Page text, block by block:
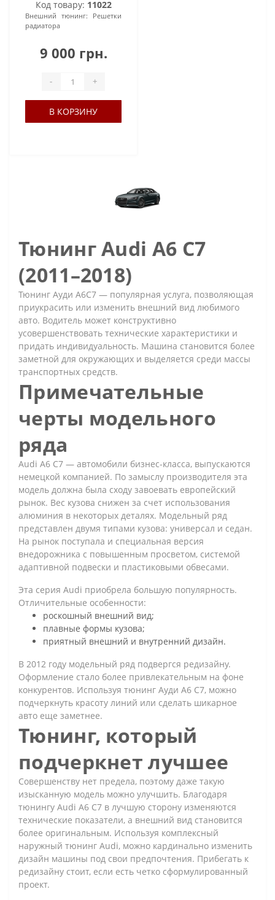
Код товару: 11022
Внешний тюнинг:
Решетки
радиатора
9 000 грн.
- +
В КОРЗИНУ
Тюнинг Audi A6 C7
(2011–2018)
Тюнинг Ауди А6С7 — популярная услуга, позволяющая
приукрасить или изменить внешний вид любимого
авто. Водитель может конструктивно
усовершенствовать технические характеристики и
придать индивидуальность. Машина становится более
заметной для окружающих и выделяется среди массы
транспортных средств.
Примечательные
черты модельного
ряда
Audi A6 C7 — автомобили бизнес-класса, выпускаются
немецкой компанией. По замыслу производителя эта
модель должна была сходу завоевать европейский
рынок. Вес кузова снижен за счет использования
алюминия в некоторых деталях. Модельный ряд
представлен двумя типами кузова: универсал и седан.
На рынок поступала и специальная версия
внедорожника с повышенным просветом, системой
адаптивной подвески и пластиковыми обвесами.
Эта серия Audi приобрела большую популярность.
Отличительные особенности:
роскошный внешний вид;
плавные формы кузова;
приятный внешний и внутренний дизайн.
В 2012 году модельный ряд подвергся редизайну.
Оформление стало более привлекательным на фоне
конкурентов. Используя тюнинг Ауди А6 С7, можно
подчеркнуть красоту линий или сделать шикарное
авто еще заметнее.
Тюнинг, который
подчеркнет лучшее
Совершенству нет предела, поэтому даже такую
изысканную модель можно улучшить. Благодаря
тюнингу Audi A6 C7 в лучшую сторону изменяются
технические показатели, а внешний вид становится
более оригинальным. Используя комплексный
наружный тюнинг Audi, можно кардинально изменить
дизайн машины под свои предпочтения. Прибегать к
редизайну стоит, если есть четко сформулированный
проект.